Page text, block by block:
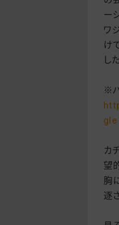
ー
ワ
け
し
※
gle
カ
望
胸
逐